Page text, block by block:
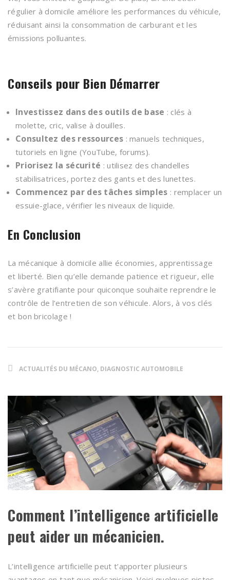
régulier à domicile améliore les performances du véhicule,
réduisant ainsi la consommation de carburant et les
émissions polluantes.
Conseils pour Bien Démarrer
Investissez dans des outils de base : clés à
molette, cric, valise à douilles.
Consultez des ressources : manuels techniques,
tutoriels en ligne (YouTube, forums).
Priorisez la sécurité : utilisez des chandelles
stabilisatrices, portez des gants et des lunettes.
Commencez par des tâches simples : remplacer un
essuie-glace, vérifier les niveaux de liquide.
En Conclusion
La mécanique à domicile allie économies, apprentissage
et liberté. Bien qu’elle demande patience et rigueur, elle
s’avère gratifiante pour quiconque souhaite reprendre le
contrôle de l’entretien de son véhicule. Alors, à vos clés
et bon bricolage !
ACTUALITÉS DU MÉCANO, DIAGNOSTIC AUTOMOBILE
Comment l’intelligence artificielle
peut aider un mécanicien.
L’intelligence artificielle peut t’apporter plusieurs